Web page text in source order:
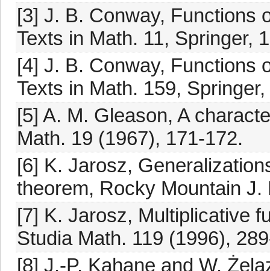
[3] J. B. Conway, Functions
Texts in Math. 11, Springer,
[4] J. B. Conway, Functions
Texts in Math. 159,
[5] A. M. Gleason, A
Math. 19 (1967), 171-172.
[6] K. Jarosz,
theorem, Rocky Mountain
[7] K. Jarosz, Multiplicative
Studia Math. 119 (1996),
[8] J.-P. Kahane and W.